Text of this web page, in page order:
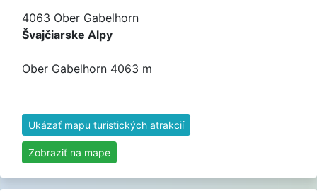
4063 Ober Gabelhorn
Švajčiarske Alpy
Ober Gabelhorn 4063 m
Ukázať mapu turistických atrakcií
Zobraziť na mape